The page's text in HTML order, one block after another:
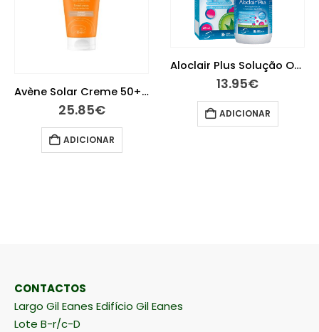
Avène Solar Creme 50+ com Cor 50 ml
25.85€
ADICIONAR
Aloclair Plus Solução Oral 60 ml
13.95€
ADICIONAR
CONTACTOS
Largo Gil Eanes Edifício Gil Eanes
Lote B-r/c-D